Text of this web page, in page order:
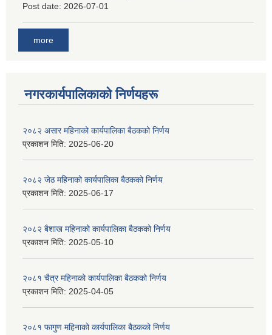
Post date: 2026-07-01
more
नगरकार्यपालिकाकाे निर्णयहरू
२०८२ असार महिनाको कार्यपालिका बैठकको निर्णय
प्रकाशन मिति: 2025-06-20
२०८२ जेठ महिनाको कार्यपालिका बैठकको निर्णय
प्रकाशन मिति: 2025-06-17
२०८२ बैशाख महिनाको कार्यपालिका बैठकको निर्णय
प्रकाशन मिति: 2025-05-10
२०८१ चैत्र महिनाको कार्यपालिका बैठकको निर्णय
प्रकाशन मिति: 2025-04-05
२०८१ फागुण महिनाको कार्यपालिका बैठकको निर्णय